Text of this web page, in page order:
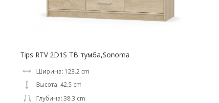
Tips RTV 2D1S ТВ тумба,Sonoma
Ширина: 123.2 cm
Высота: 42.5 cm
Глубина: 38.3 cm